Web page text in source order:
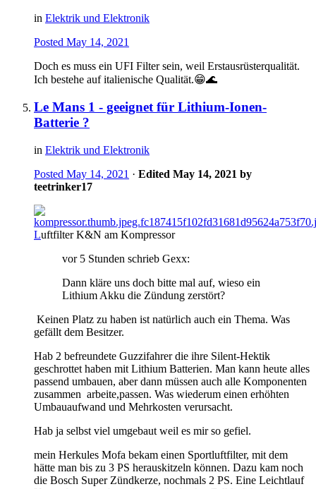
in Elektrik und Elektronik
Posted May 14, 2021
Doch es muss ein UFI Filter sein, weil Erstausrüsterqualität.
Ich bestehe auf italienische Qualität.😁🌊
Le Mans 1 - geeignet für Lithium-Ionen-
Batterie ?
in Elektrik und Elektronik
Posted May 14, 2021 · Edited May 14, 2021 by
teetrinker17
Luftfilter K&N am Kompressor
vor 5 Stunden schrieb Gexx:
Dann kläre uns doch bitte mal auf, wieso ein
Lithium Akku die Zündung zerstört?
Keinen Platz zu haben ist natürlich auch ein Thema. Was
gefällt dem Besitzer.
Hab 2 befreundete Guzzifahrer die ihre Silent-Hektik
geschrottet haben mit Lithium Batterien. Man kann heute alles
passend umbauen, aber dann müssen auch alle Komponenten
zusammen arbeite,passen. Was wiederum einen erhöhten
Umbauaufwand und Mehrkosten verursacht.
Hab ja selbst viel umgebaut weil es mir so gefiel.
mein Herkules Mofa bekam einen Sportluftfilter, mit dem
hätte man bis zu 3 PS herauskitzeln können. Dazu kam noch
die Bosch Super Zündkerze, nochmals 2 PS. Eine Leichtlauf